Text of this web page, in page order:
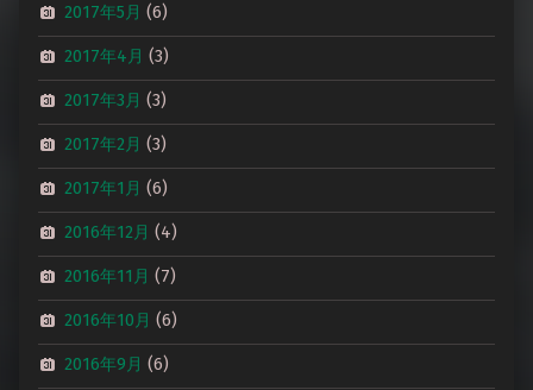
2017年5月 (6)
2017年4月 (3)
2017年3月 (3)
2017年2月 (3)
2017年1月 (6)
2016年12月 (4)
2016年11月 (7)
2016年10月 (6)
2016年9月 (6)